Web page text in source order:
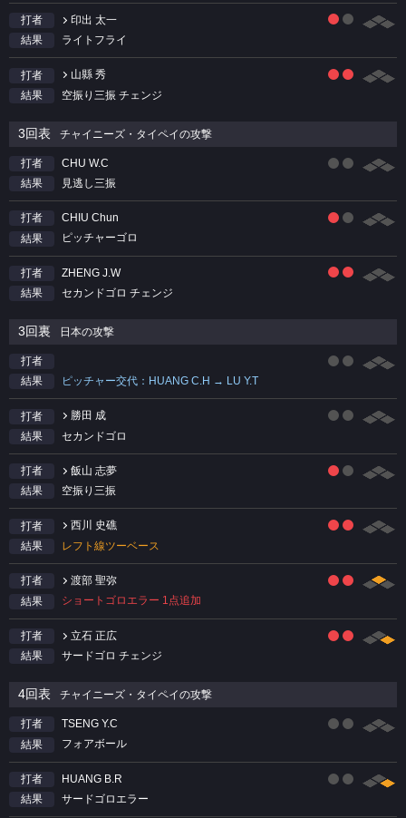
打者
印出 太一
結果
ライトフライ
打者
山縣 秀
結果
空振り三振 チェンジ
3回表 チャイニーズ・タイペイの攻撃
打者
CHU W.C
結果
見逃し三振
打者
CHIU Chun
結果
ピッチャーゴロ
打者
ZHENG J.W
結果
セカンドゴロ チェンジ
3回裏 日本の攻撃
打者
結果
ピッチャー交代：HUANG C.H → LU Y.T
打者
勝田 成
結果
セカンドゴロ
打者
飯山 志夢
結果
空振り三振
打者
西川 史礁
結果
レフト線ツーベース
打者
渡部 聖弥
結果
ショートゴロエラー 1点追加
打者
立石 正広
結果
サードゴロ チェンジ
4回表 チャイニーズ・タイペイの攻撃
打者
TSENG Y.C
結果
フォアボール
打者
HUANG B.R
結果
サードゴロエラー